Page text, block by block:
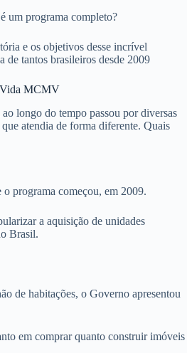
um programa completo?
e os objetivos desse incrível
de tantos brasileiros desde 2009
Vida MCMV
longo do tempo passou por diversas
atendia de forma diferente. Quais
programa começou, em 2009.
a aquisição de unidades
Brasil.
de habitações, o Governo apresentou
em comprar quanto construir imóveis